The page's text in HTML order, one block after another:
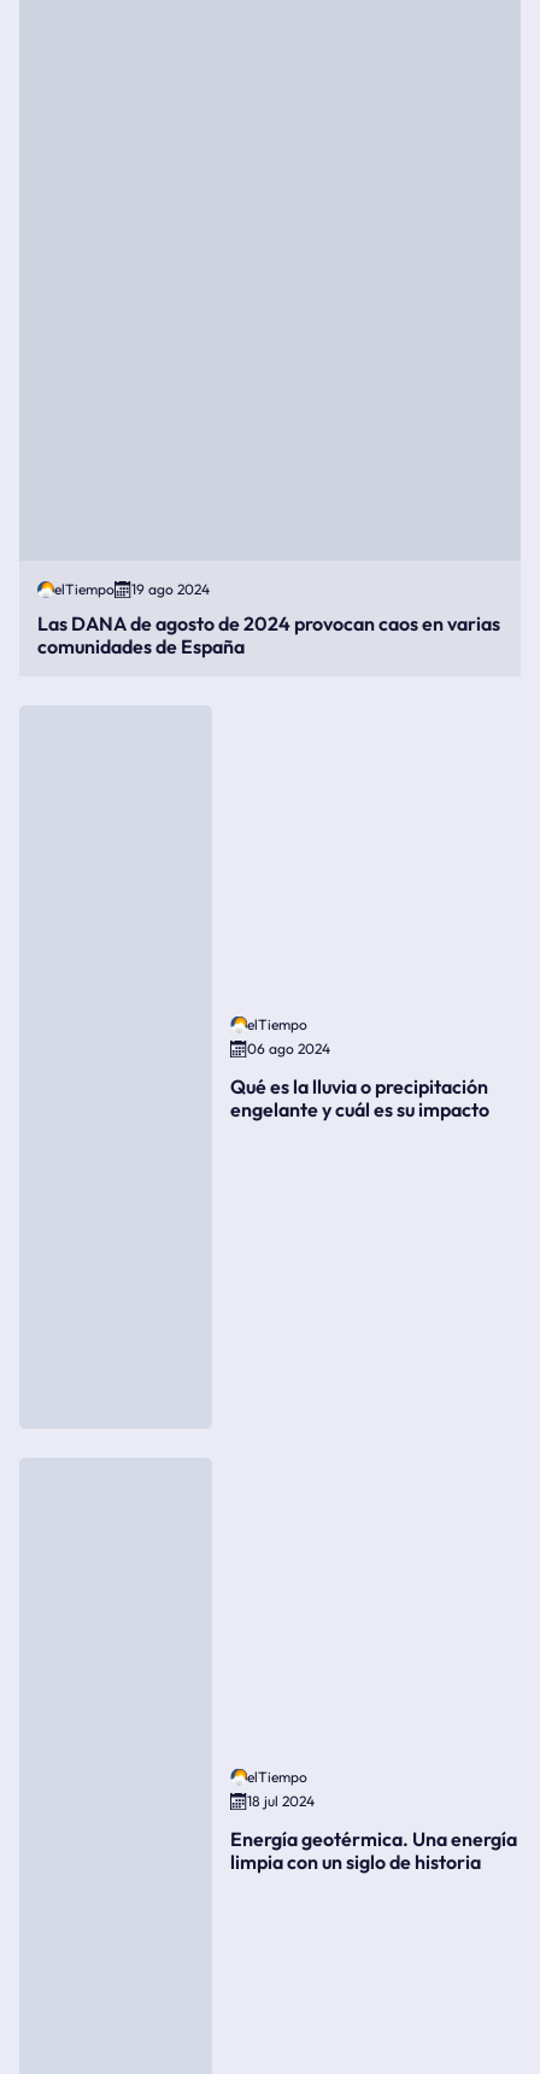
elTiempo 19 ago 2024
Las DANA de agosto de 2024 provocan caos en varias
comunidades de España
elTiempo
06 ago 2024
Qué es la lluvia o precipitación
engelante y cuál es su impacto
elTiempo
18 jul 2024
Energía geotérmica. Una energía
limpia con un siglo de historia